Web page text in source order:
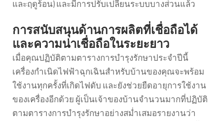
และฤดูร้อน) และมีการปรับเปลี่ยนระบบบางส่วนแล้ว
การสนับสนุนด้านการผลิตที่เชื่อถือได้
และความน่าเชื่อถือในระยะยาว
เมื่อคุณปฏิบัติตามตารางการบำรุงรักษาประจำปีนี้
เครื่องกำเนิดไฟฟ้าฉุกเฉินสำหรับบ้านของคุณจะพร้อม
ใช้งานทุกครั้งที่เกิดไฟดับ และยังช่วยยืดอายุการใช้งาน
ของเครื่องอีกด้วย ผู้เป็นเจ้าของบ้านจำนวนมากที่ปฏิบัติ
ตามตารางการบำรุงรักษาอย่างสม่ำเสมอรายงานว่า